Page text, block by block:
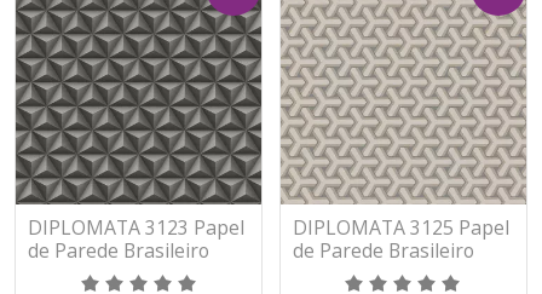
DIPLOMATA 3123 Papel
de Parede Brasileiro
Vinilizado
DIPLOMATA 3125 Papel
de Parede Brasileiro
Vinilizado